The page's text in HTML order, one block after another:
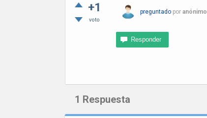
+1
voto
preguntado por anónimo
1 Respuesta